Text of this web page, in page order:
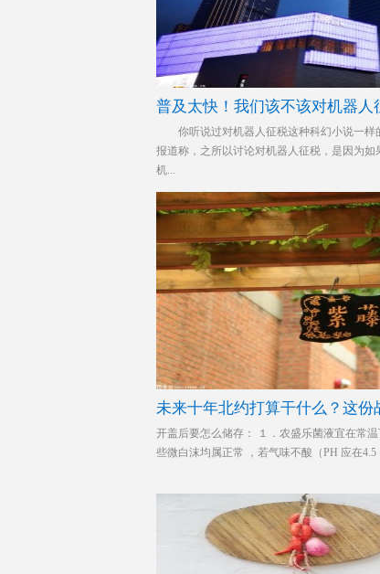
普及太快！我们该不该对机器人
你听说过对机器人征税这种科幻小说一样
报道称，之所以讨论对机器人征税，是因为
机...
未来十年北约打算干什么？这份
开盖后要怎么储存： １．农盛乐菌液宜在常
些微白沫均属正常 ，若气味不酸（PH 应在4.5